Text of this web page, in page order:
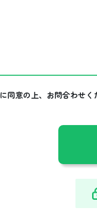
に同意の上、お問合わせく